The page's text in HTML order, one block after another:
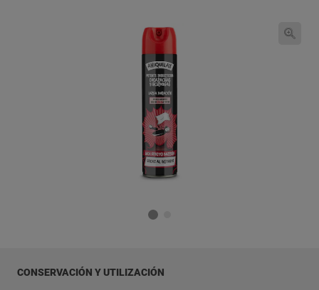
CONSERVACIÓN Y UTILIZACIÓN